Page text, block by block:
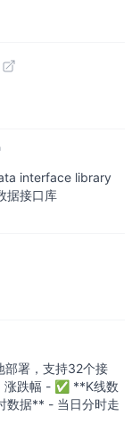
interface library
据接口库
署，支持32个接
涨跌幅 - ✅ **K线数
数据** - 当日分时走